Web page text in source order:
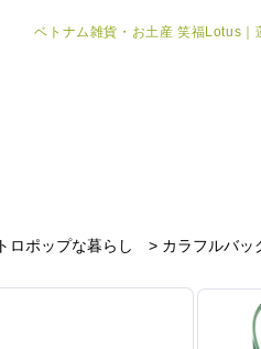
ベトナム雑貨・お土産 笑福Lotus｜
ロポップな暮らし > カラフルバッ